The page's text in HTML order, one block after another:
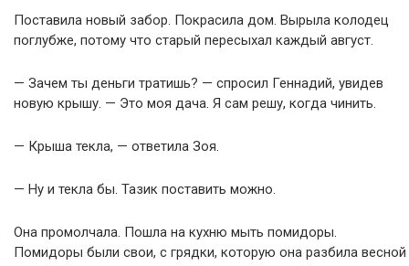
Поставила новый забор. Покрасила дом. Вырыла колодец
поглубже, потому что старый пересыхал каждый август.
— Зачем ты деньги тратишь? — спросил Геннадий, увидев
новую крышу. — Это моя дача. Я сам решу, когда чинить.
— Крыша текла, — ответила Зоя.
— Ну и текла бы. Тазик поставить можно.
Она промолчала. Пошла на кухню мыть помидоры.
Помидоры были свои, с грядки, которую она разбила весной